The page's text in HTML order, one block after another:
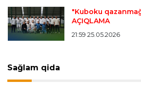
Offside 15:14 08.08.2026
Lionel Messinin atası vəfat etdi
"Kuboku
AÇIQLAMA
21:59 25.05.2026
Sağlam qida